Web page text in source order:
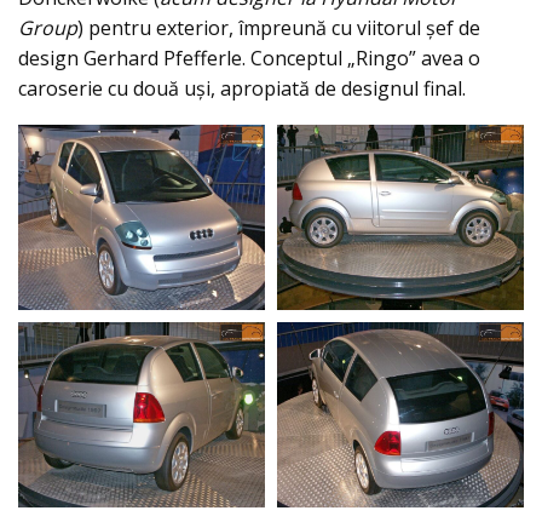
Group) pentru exterior, împreună cu viitorul șef de
design Gerhard Pfefferle. Conceptul „Ringo” avea o
caroserie cu două uși, apropiată de designul final.